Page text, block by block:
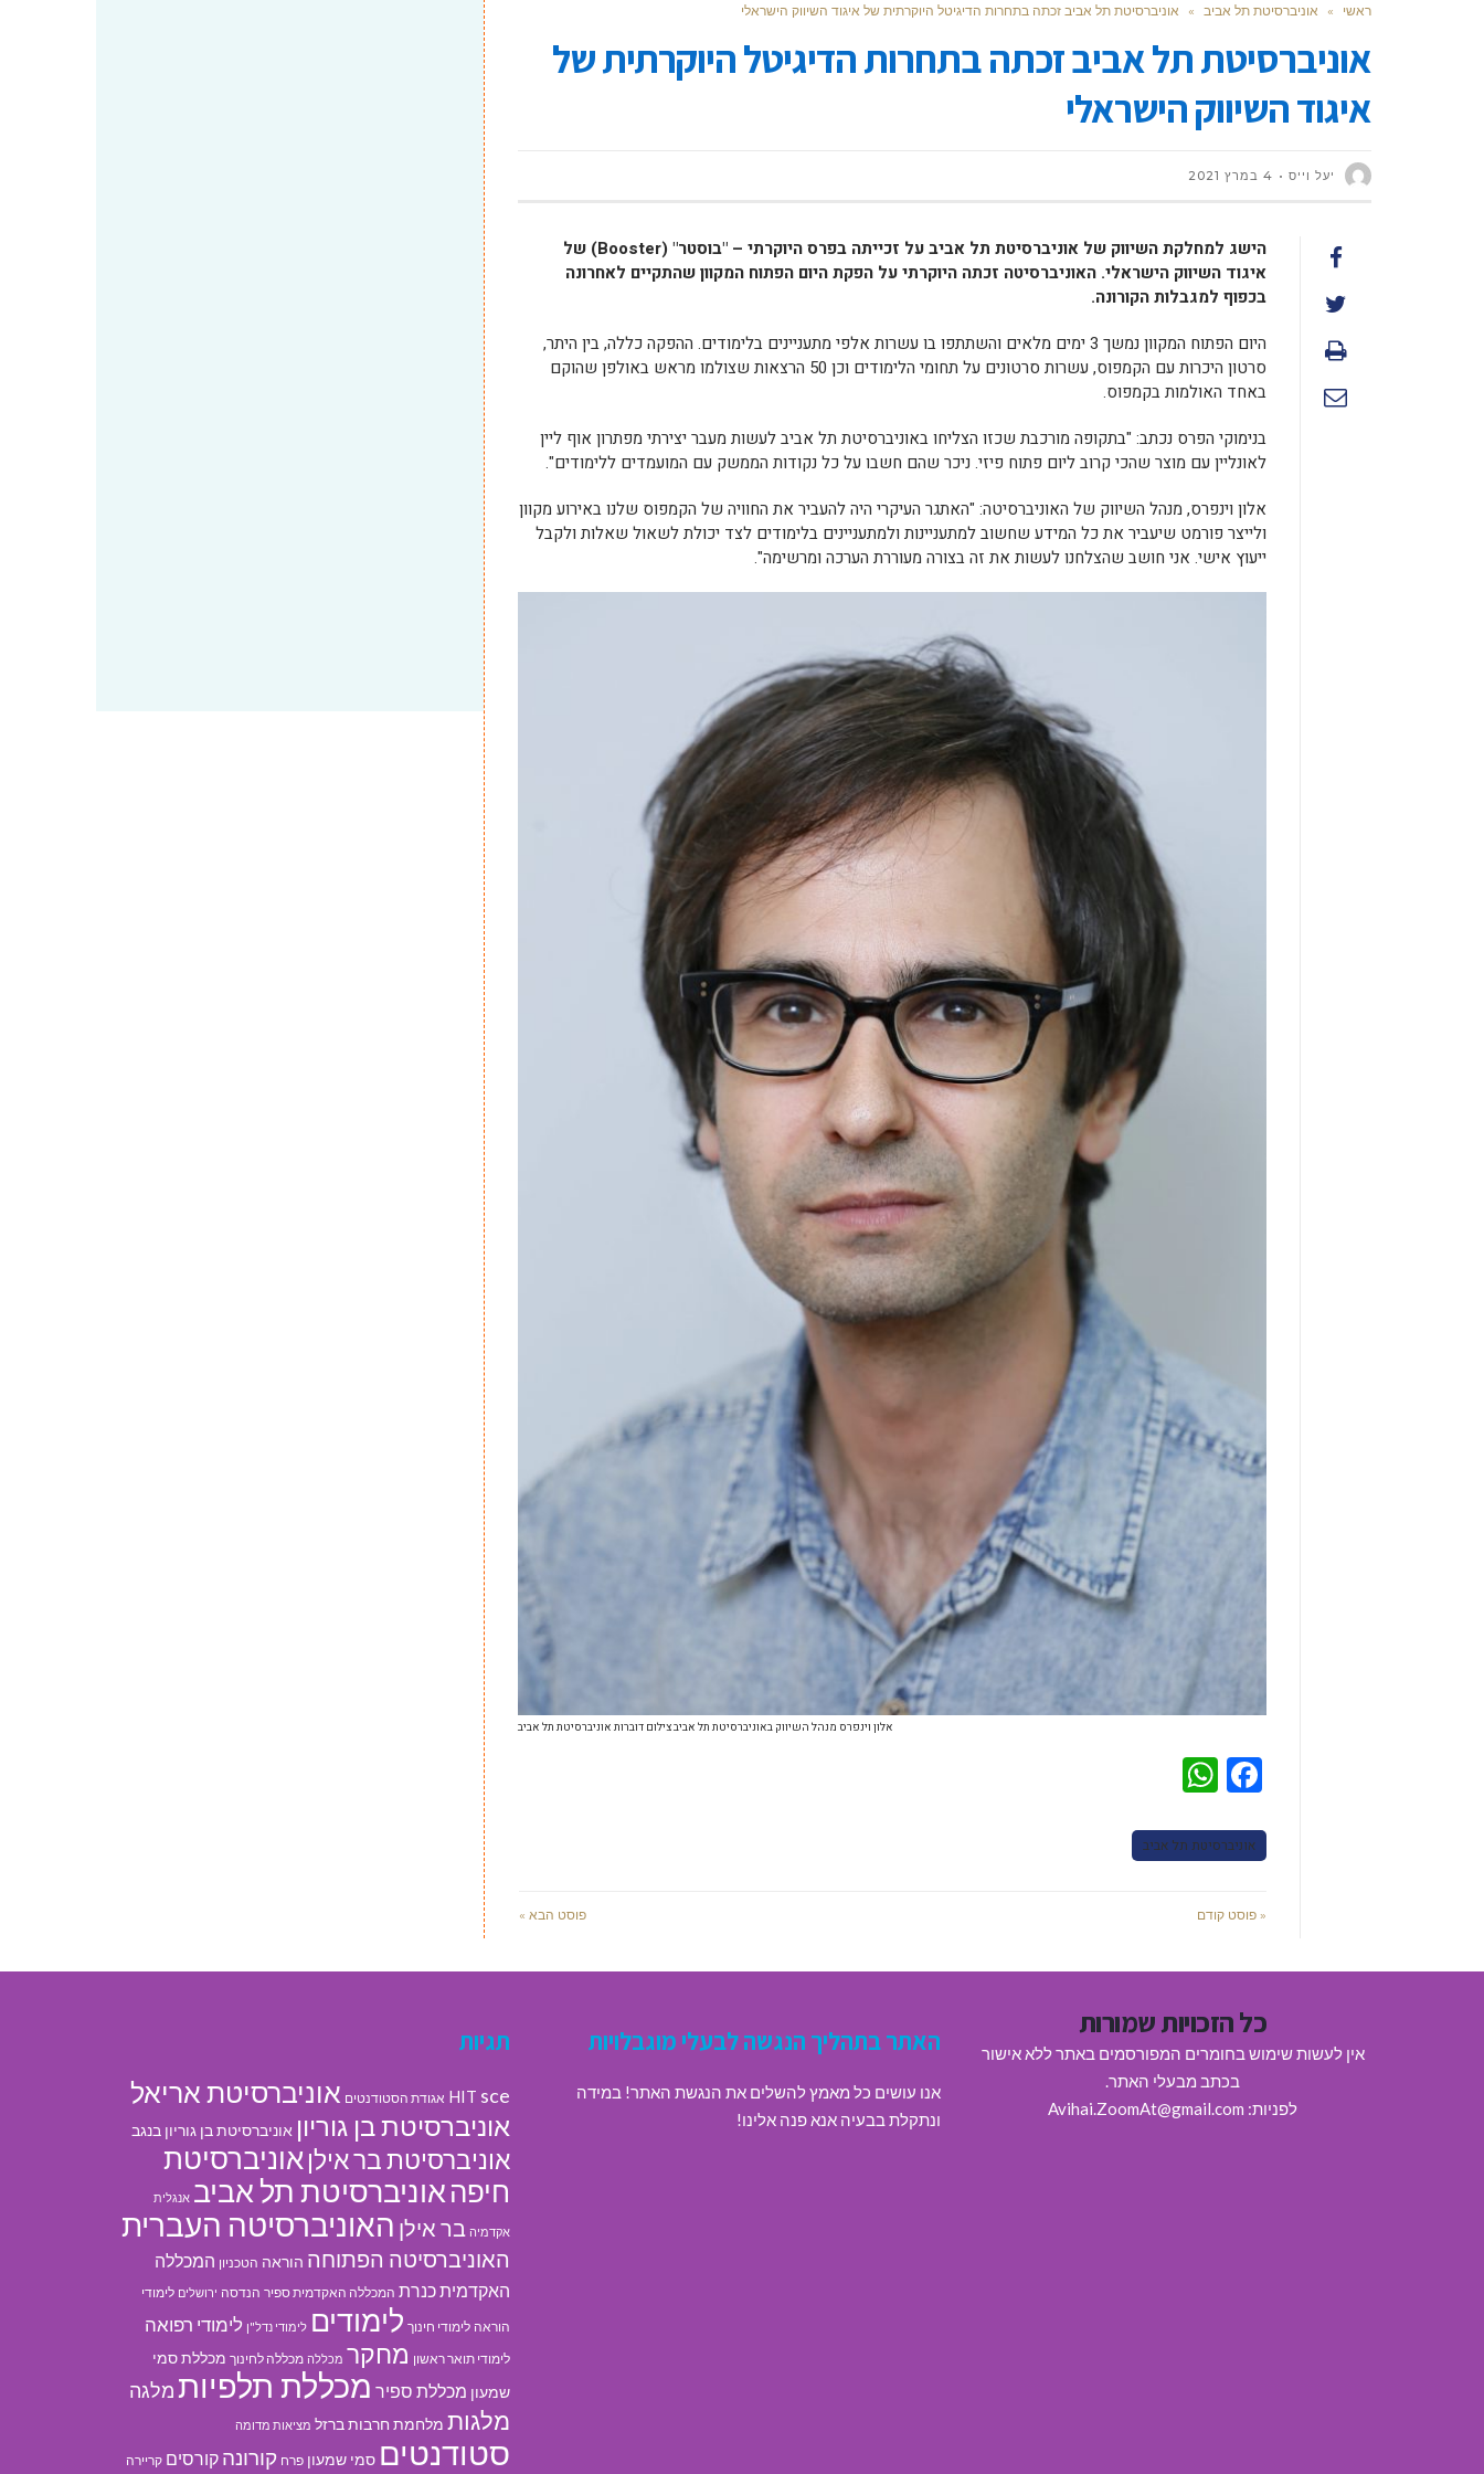
ראשי » אוניברסיטת תל אביב » אוניברסיטת תל אביב זכתה בתחרות הדיגיטל היוקרתית של איגוד השיווק הישראלי
אוניברסיטת תל אביב זכתה בתחרות הדיגיטל היוקרתית של
איגוד השיווק הישראלי
יעל וייס 4 במרץ 2021
הישג למחלקת השיווק של אוניברסיטת תל אביב על זכייתה בפרס היוקרתי – "בוסטר" (Booster) של
איגוד השיווק הישראלי. האוניברסיטה זכתה היוקרתי על הפקת היום הפתוח המקוון שהתקיים לאחרונה
בכפוף למגבלות הקורונה.
היום הפתוח המקוון נמשך 3 ימים מלאים והשתתפו בו עשרות אלפי מתעניינים בלימודים. ההפקה כללה, בין היתר,
סרטון היכרות עם הקמפוס, עשרות סרטונים על תחומי הלימודים וכן 50 הרצאות שצולמו מראש באולפן שהוקם
באחד האולמות בקמפוס.
בנימוקי הפרס נכתב: "בתקופה מורכבת שכזו הצליחו באוניברסיטת תל אביב לעשות מעבר יצירתי מפתרון אוף ליין
לאונליין עם מוצר שהכי קרוב ליום פתוח פיזי. ניכר שהם חשבו על כל נקודות הממשק עם המועמדים ללימודים".
אלון וינפרס, מנהל השיווק של האוניברסיטה: "האתגר העיקרי היה להעביר את החוויה של הקמפוס שלנו באירוע מקוון
ולייצר פורמט שיעביר את כל המידע שחשוב למתעניינות ולמתעניינים בלימודים לצד יכולת לשאול שאלות ולקבל
ייעוץ אישי. אני חושב שהצלחנו לעשות את זה בצורה מעוררת הערכה ומרשימה".
אלון וינפרס מנהל השיווק באוניברסיטת תל אביב צילום דוברות אוניברסיטת תל אביב
Facebook
אוניברסיטת תל אביב
« פוסט קודם פוסט הבא »
כל הזכויות שמורות
אין לעשות שימוש בחומרים המפורסמים באתר ללא אישור
בכתב מבעלי האתר.
לפניות: Avihai.ZoomAt@gmail.com
האתר בתהליך הנגשה לבעלי מוגבלויות
אנו עושים כל מאמץ להשלים את הנגשת האתר! במידה
ונתקלת בבעיה אנא פנה אלינו!
תגיות
HIT sce אגודת הסטודנטים אוניברסיטת אריאל
אוניברסיטת בן גוריון אוניברסיטת בן גוריון בנגב
אוניברסיטת בר אילן אוניברסיטת
חיפהאוניברסיטת תל אביב אנגלית
אקדמיה בר אילן האוניברסיטה העברית
האוניברסיטה הפתוחה הוראה הטכניון המכללה
האקדמית כנרת המכללה האקדמית ספיר הנדסה ירושלים לימודי
הוראה לימודי חינוך לימודים לימודי נדל"ן לימודי רפואה
לימודי תואר ראשון מחקר מכללה מכללה לחינוך מכללת סמי
שמעון מכללת ספיר מכללת תלפיותמלגה
מלגות מלחמת חרבות ברזל מציאות מדומה
סטודנטים סמי שמעון פרח קורונה קורסים קריירה